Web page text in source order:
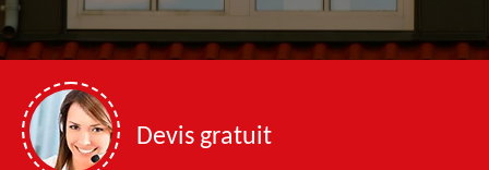
Devis gratuit